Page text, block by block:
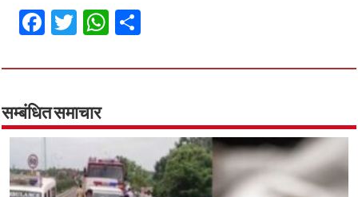
Fa
ce
b
o
o
k
T
wi
tt
er
W
h
at
p
p
ar
सम्बंधित समाचार